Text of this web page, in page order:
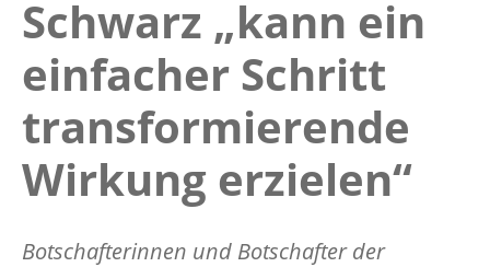
Schwarz „kann ein
einfacher Schritt
transformierende
Wirkung erzielen“
Botschafterinnen und Botschafter der